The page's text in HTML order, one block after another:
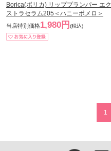
Borica(ボリカ) リッププランパー エク
ストラセラム205＜ハニーポメロ＞
当店特別価格1,980円 (税込)
1